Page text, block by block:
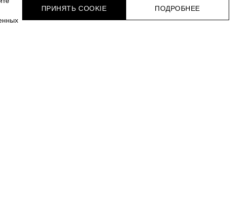
ПРИНЯТЬ COOKIE ПОДРОБНЕЕ